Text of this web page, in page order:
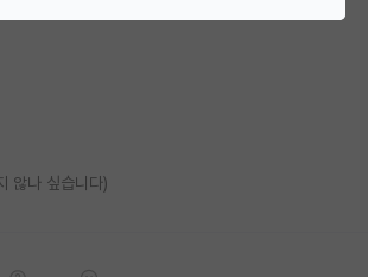
않나 싶습니다)